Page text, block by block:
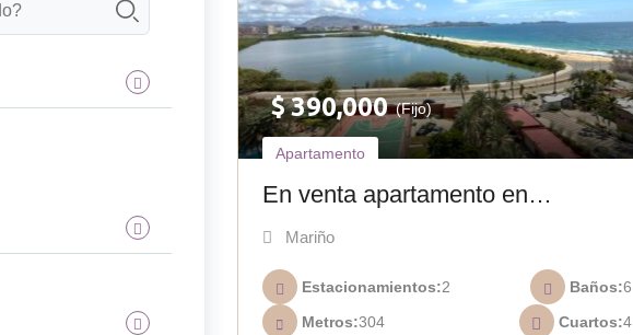
$390,000 (Fijo)
Apartamento
En venta apartamento en
Residencia Remanso el morro A-
032
Mariño
Estacionamientos 2 Baños 6
Metros 304 Cuartos 4